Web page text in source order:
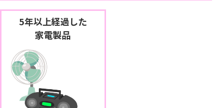
5年以上経過した
家電製品